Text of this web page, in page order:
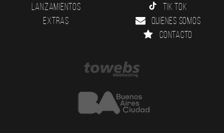
Lanzamientos
Extras
Tik Tok
Quienes somos
Contacto